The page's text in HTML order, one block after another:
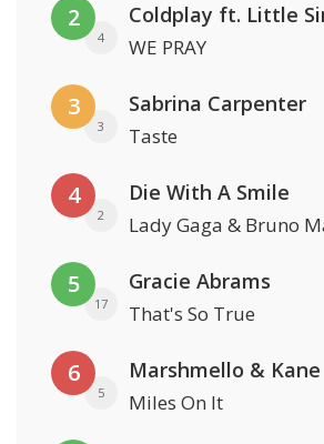
2
4 WE PRAY
3
3
Sabrina Carpenter
Taste
4
2
Die With A Smile
Lady Gaga & Bruno
5
17
Gracie Abrams
That's So True
6
5
Marshmello &
Miles On It